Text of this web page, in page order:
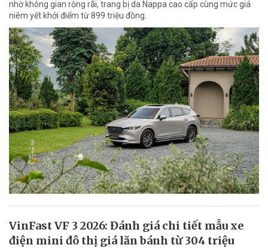
nhờ không gian rộng rãi, trang bị da Nappa cao cấp cùng mức giá
niêm yết khởi điểm từ 899 triệu đồng.
VinFast VF 3 2026: Đánh giá chi tiết mẫu xe
điện mini đô thị giá lăn bánh từ 304 triệu